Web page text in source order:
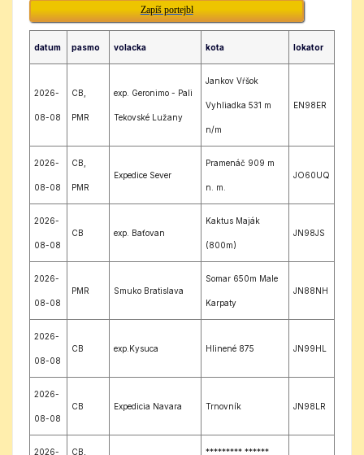
Zapíš portejbl
datum pasmo volacka kota lokator
2026-
08-08
CB,
PMR
exp. Geronimo - Pali
Tekovské Lužany
Jankov Vŕšok
Vyhliadka 531 m
n/m
EN98ER
2026-
08-08
CB,
PMR
Expedice Sever
Pramenáč 909 m
n. m.
JO60UQ
2026-
08-08
CB exp. Baťovan
Kaktus Maják
(800m)
JN98JS
2026-
08-08
PMR Smuko Bratislava
Somar 650m Male
Karpaty
JN88NH
2026-
08-08
CB exp.Kysuca Hlinené 875 JN99HL
2026-
08-08
CB Expedicia Navara Trnovník JN98LR
2026- CB, ********* ******